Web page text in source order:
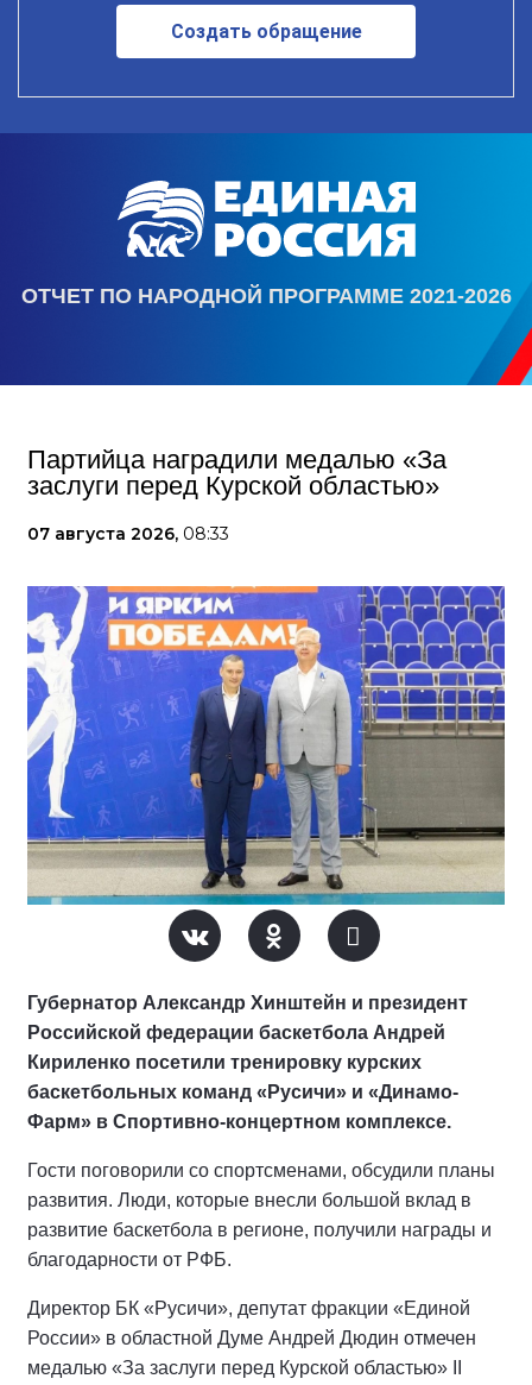
Создать обращение
ОТЧЕТ ПО НАРОДНОЙ ПРОГРАММЕ 2021-2026
Партийца наградили медалью «За
заслуги перед Курской областью»
07 августа 2026, 08:33
Губернатор Александр Хинштейн и президент
Российской федерации баскетбола Андрей
Кириленко посетили тренировку курских
баскетбольных команд «Русичи» и «Динамо-
Фарм» в Спортивно-концертном комплексе.
Гости поговорили со спортсменами, обсудили планы
развития. Люди, которые внесли большой вклад в
развитие баскетбола в регионе, получили награды и
благодарности от РФБ.
Директор БК «Русичи», депутат фракции «Единой
России» в областной Думе Андрей Дюдин отмечен
медалью «За заслуги перед Курской областью» II